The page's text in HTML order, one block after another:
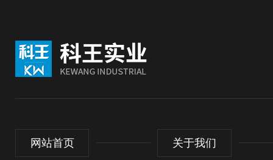
网站首页 关于我们